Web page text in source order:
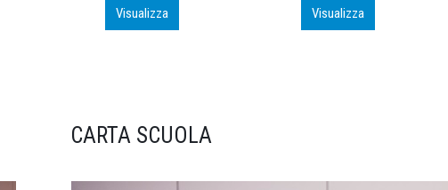
Visualizza Visualizza
CARTA SCUOLA